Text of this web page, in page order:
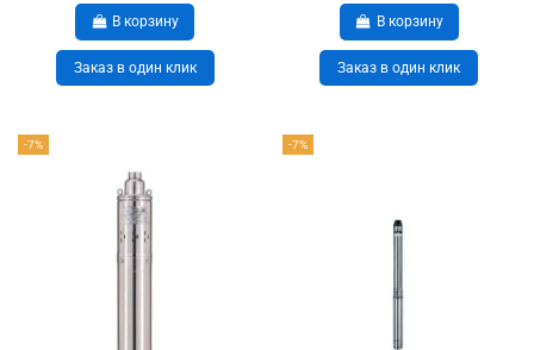
В корзину
Заказ в один клик
В корзину
Заказ в один клик
-7% -7%